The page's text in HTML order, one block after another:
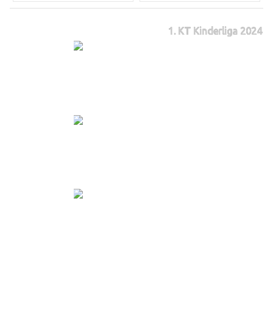
1. KT Kinderliga 2024